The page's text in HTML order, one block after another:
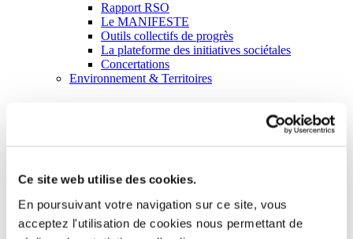
Ce site web utilise des cookies.
En poursuivant votre navigation sur ce site, vous
acceptez l'utilisation de cookies nous permettant de
Rapport RSO
Le MANIFESTE
Outils collectifs de progrès
La plateforme des initiatives sociétales
Concertations
Environnement & Territoires